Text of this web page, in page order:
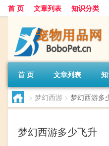
首 页 文章列表 知识分类
首 页 文章列表
> 梦幻西游 > 梦幻西游多
梦幻西游多少飞升